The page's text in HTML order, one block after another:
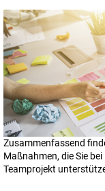
Zusammenfassend
Maßnahmen, die Sie
Teamprojekt